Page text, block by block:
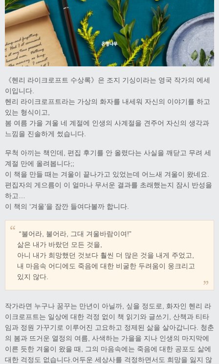
《헨리 라이크로프트 수상록》은 조지 기싱이라는 영국 작가의 에세
이입니다.
헨리 라이크로프트라는 가상의 화자를 내세워 자신의 이야기를 하고
있는 형식이고,
봄 여름 가을 겨울 네 계절에 인생의 사계절을 견주어 자신의 생각과
느낌을 진솔하게 썼습니다.
무척 아끼는 책인데, 편집 후기를 안 올렸다는 사실을 깨닫고 무려 세
계절 만에 올려봅니다;;
이 책을 만들 때는 겨울이 끝나가고 있었는데 어느새 겨울이 왔네요.
편집자의 게으름이 이 얼마나 무서운 결과를 초래했는지 잠시 반성을
하고…
이 책의 ‘겨울’을 잠깐 들여다볼까 합니다.
“불어라, 불어라, 그대 겨울바람이여!”
삶은 내가 바랐던 모든 것을,
아니 내가 희망했던 것보다 훨씬 더 많은 것을 내게 주었고,
내 마음속 어디에도 죽음에 대한 비굴한 두려움이 웅크리고
있지 않다.
작가라면 누구나 꿈꾸는 만년이 아닐까, 싶을 정도로, 화자인 헨리 라
이크로프트는 일상에 대한 걱정 없이 책 읽기와 글쓰기, 산책과 티타
임과 정원 가꾸기로 이루어진 고요하고 정제된 삶을 살아갑니다. 청춘
의 봄과 뜨거운 열정의 여름, 사색하는 가을을 지나 인생의 마지막에
이른 듯한 겨울이 왔을 때, 그의 마음속에는 죽음에 대한 공포도 삶에
대한 걱정도 없습니다.어두운 세상사를 걱정하면서도 희망을 잃지 않